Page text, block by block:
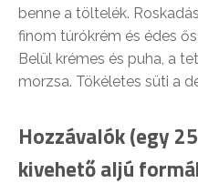
benne a töltelék.
finom túrókrém és édes
Belül krémes és puha, a
morzsa. Tökéletes süti a
Hozzávalók (egy
kivehető aljú